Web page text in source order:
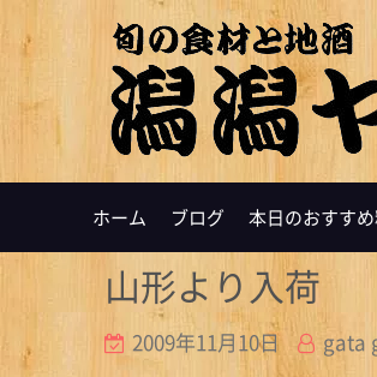
ホーム ブログ 本日のおすす
山形より入荷
2009年11月10日 gata